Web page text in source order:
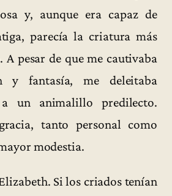
y, aunque era capaz de
parecía la criatura más
pesar de que me cautivaba
y fantasía, me deleitaba
un animalillo predilecto.
tanto personal como
modestia.
Si los criados tenían